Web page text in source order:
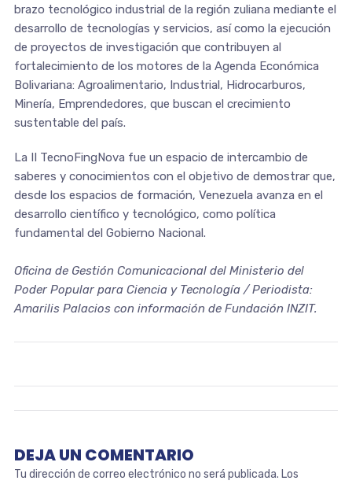
brazo tecnológico industrial de la región zuliana mediante el
desarrollo de tecnologías y servicios, así como la ejecución
de proyectos de investigación que contribuyen al
fortalecimiento de los motores de la Agenda Económica
Bolivariana: Agroalimentario, Industrial, Hidrocarburos,
Minería, Emprendedores, que buscan el crecimiento
sustentable del país.
La II TecnoFingNova fue un espacio de intercambio de
saberes y conocimientos con el objetivo de demostrar que,
desde los espacios de formación, Venezuela avanza en el
desarrollo científico y tecnológico, como política
fundamental del Gobierno Nacional.
Oficina de Gestión Comunicacional del Ministerio del
Poder Popular para Ciencia y Tecnología / Periodista:
Amarilis Palacios con información de Fundación INZIT.
DEJA UN COMENTARIO
Tu dirección de correo electrónico no será publicada. Los